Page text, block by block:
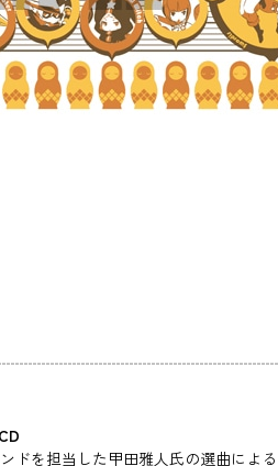
ドを担当した甲田雅人氏の選曲によ